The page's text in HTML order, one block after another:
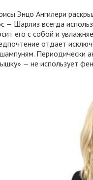
Энцо Ангилери
— Шарлиз всегда
его с собой и
отдает
Периодически
— не использует